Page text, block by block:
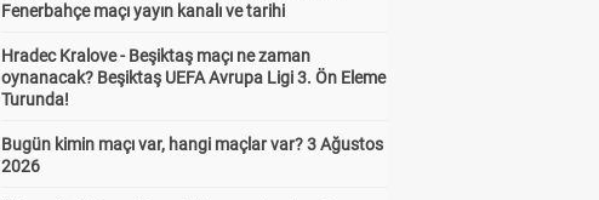
Fenerbahçe maçı yayın kanalı ve tarihi
Hradec Kralove - Beşiktaş maçı ne zaman
oynanacak? Beşiktaş UEFA Avrupa Ligi 3. Ön Eleme
Turunda!
Bugün kimin maçı var, hangi maçlar var? 3 Ağustos
2026